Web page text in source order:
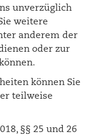
unverzüglich
weitere
anderem der
oder zur
können Sie
teilweise
§§ 25 und 26